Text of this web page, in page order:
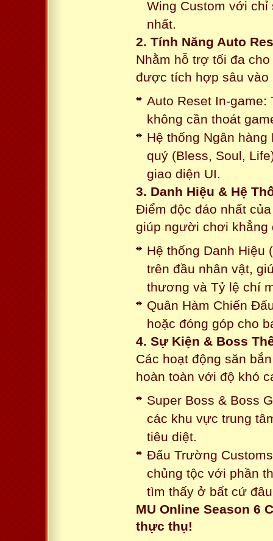
Wing Custom với
nhất.
2. Tính Năng Auto
Nhằm hỗ trợ tối đa
được tích hợp sâu vào
Auto Reset In-game:
không cần thoát
Hệ thống Ngân
quý (Bless, Soul,
giao diện UI.
3. Danh Hiệu & Hệ
Điểm độc đáo nhất
giúp người chơi khẳng
Hệ thống Danh Hiệu
trên đầu nhân vật,
thương và Tỷ lệ chí
Quân Hàm Chiến
hoặc đóng góp cho
4. Sự Kiện & Boss
Các hoạt động săn
hoàn toàn với độ khó
Super Boss & Boss
các khu vực trung
tiêu diệt.
Đấu Trường
chủng tộc với phần
tìm thấy ở bất cứ
MU Online Season 6
thực thụ!